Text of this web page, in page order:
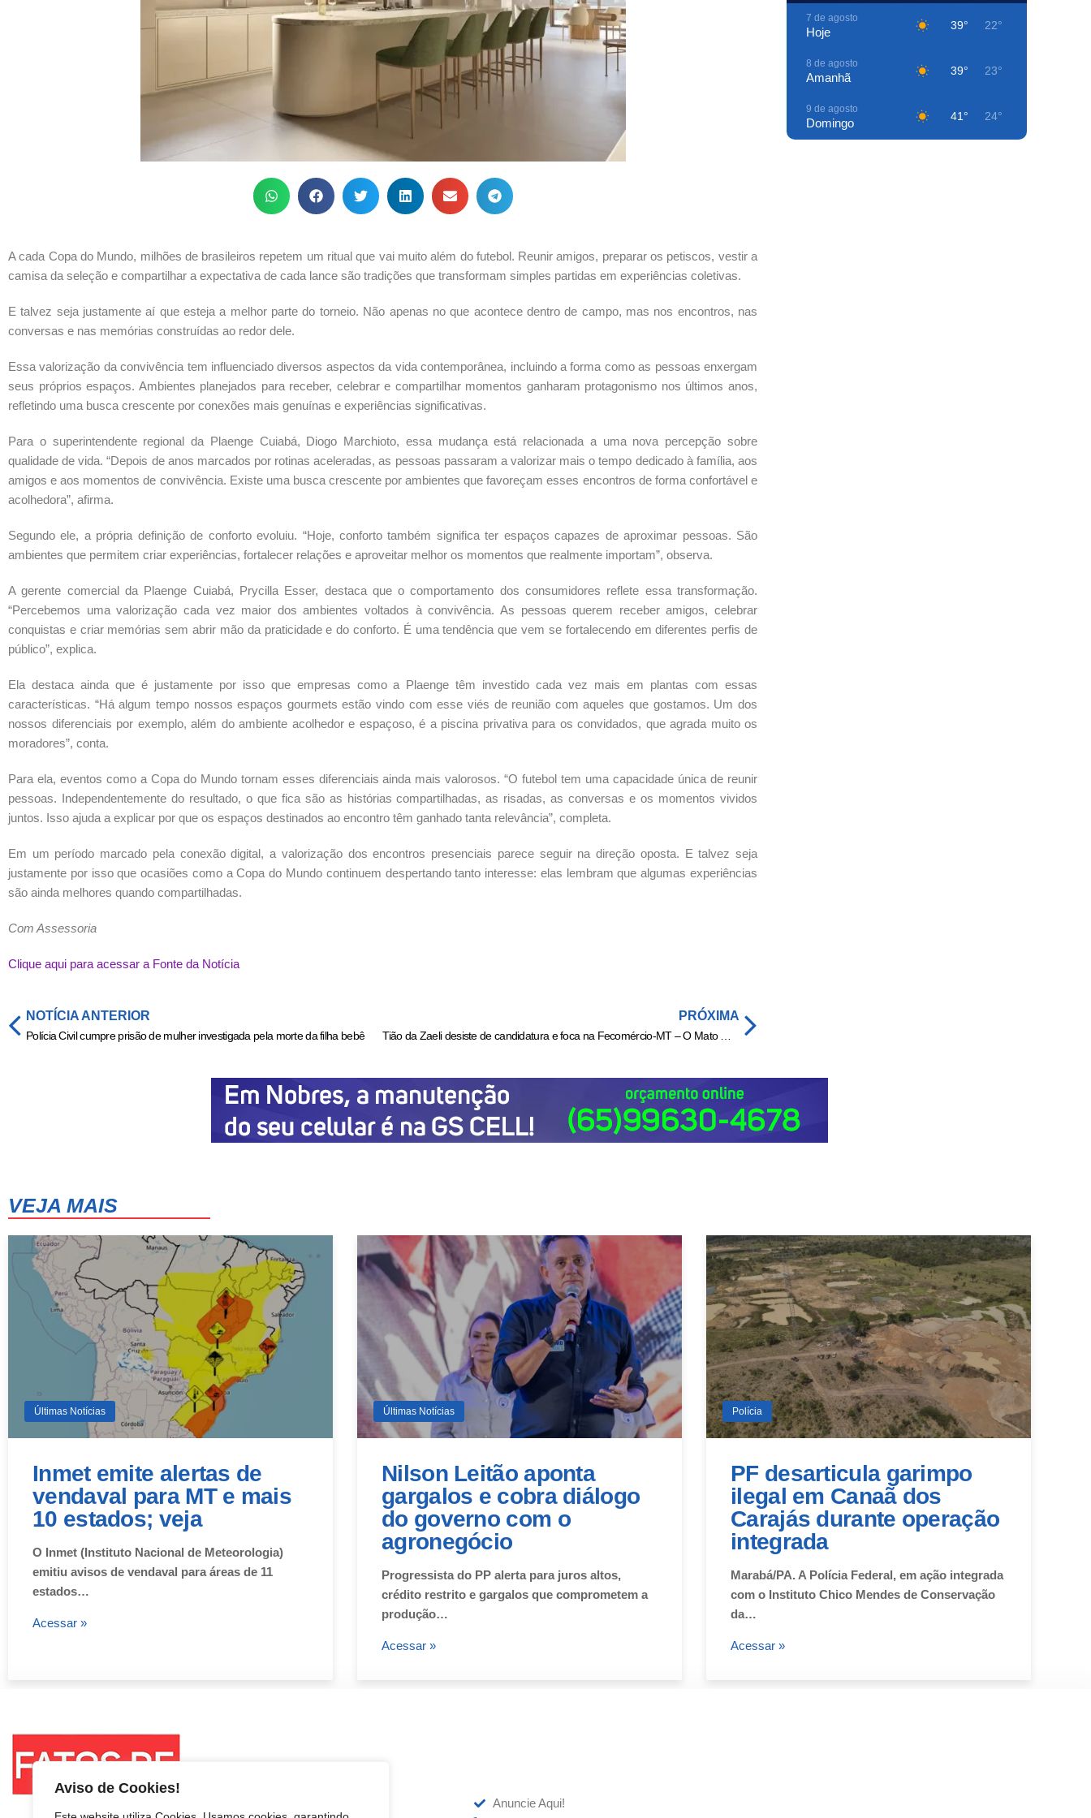
Aviso de Cookies!
A cada Copa do Mundo, milhões de brasileiros repetem um ritual que vai muito além do futebol. Reunir amigos, preparar os petiscos, vestir a
camisa da seleção e compartilhar a expectativa de cada lance são tradições que transformam simples partidas em experiências coletivas.
E talvez seja justamente aí que esteja a melhor parte do torneio. Não apenas no que acontece dentro de campo, mas nos encontros, nas
conversas e nas memórias construídas ao redor dele.
Essa valorização da convivência tem influenciado diversos aspectos da vida contemporânea, incluindo a forma como as pessoas enxergam
seus próprios espaços. Ambientes planejados para receber, celebrar e compartilhar momentos ganharam protagonismo nos últimos anos,
refletindo uma busca crescente por conexões mais genuínas e experiências significativas.
Para o superintendente regional da Plaenge Cuiabá, Diogo Marchioto, essa mudança está relacionada a uma nova percepção sobre
qualidade de vida. “Depois de anos marcados por rotinas aceleradas, as pessoas passaram a valorizar mais o tempo dedicado à família, aos
amigos e aos momentos de convivência. Existe uma busca crescente por ambientes que favoreçam esses encontros de forma confortável e
acolhedora”, afirma.
Segundo ele, a própria definição de conforto evoluiu. “Hoje, conforto também significa ter espaços capazes de aproximar pessoas. São
ambientes que permitem criar experiências, fortalecer relações e aproveitar melhor os momentos que realmente importam”, observa.
A gerente comercial da Plaenge Cuiabá, Prycilla Esser, destaca que o comportamento dos consumidores reflete essa transformação.
“Percebemos uma valorização cada vez maior dos ambientes voltados à convivência. As pessoas querem receber amigos, celebrar
conquistas e criar memórias sem abrir mão da praticidade e do conforto. É uma tendência que vem se fortalecendo em diferentes perfis de
público”, explica.
Ela destaca ainda que é justamente por isso que empresas como a Plaenge têm investido cada vez mais em plantas com essas
características. “Há algum tempo nossos espaços gourmets estão vindo com esse viés de reunião com aqueles que gostamos. Um dos
nossos diferenciais por exemplo, além do ambiente acolhedor e espaçoso, é a piscina privativa para os convidados, que agrada muito os
moradores”, conta.
Para ela, eventos como a Copa do Mundo tornam esses diferenciais ainda mais valorosos. “O futebol tem uma capacidade única de reunir
pessoas. Independentemente do resultado, o que fica são as histórias compartilhadas, as risadas, as conversas e os momentos vividos
juntos. Isso ajuda a explicar por que os espaços destinados ao encontro têm ganhado tanta relevância”, completa.
Em um período marcado pela conexão digital, a valorização dos encontros presenciais parece seguir na direção oposta. E talvez seja
justamente por isso que ocasiões como a Copa do Mundo continuem despertando tanto interesse: elas lembram que algumas experiências
são ainda melhores quando compartilhadas.
Com Assessoria
Clique aqui para acessar a Fonte da Notícia
NOTÍCIA ANTERIOR
Polícia Civil cumpre prisão de mulher investigada pela morte da filha bebê
PRÓXIMA
7 de agosto
Hoje 39° 22°
8 de agosto
Amanhã 39° 23°
9 de agosto
Domingo 41° 24°
VEJA MAIS
Últimas Notícias
Inmet emite alertas de
vendaval para MT e mais
10 estados; veja
O Inmet (Instituto Nacional de Meteorologia)
emitiu avisos de vendaval para áreas de 11
estados…
Acessar »
Últimas Notícias
Nilson Leitão aponta
gargalos e cobra diálogo
do governo com o
agronegócio
Progressista do PP alerta para juros altos,
crédito restrito e gargalos que comprometem a
produção…
Acessar »
Polícia
PF desarticula garimpo
ilegal em Canaã dos
Carajás durante operação
integrada
Marabá/PA. A Polícia Federal, em ação integrada
com o Instituto Chico Mendes de Conservação
da…
Acessar »
Anuncie Aqui!